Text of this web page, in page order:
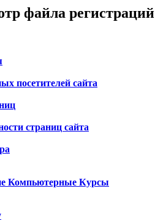
файла регистраций
посетителей сайта
страниц сайта
Компьютерные Курсы